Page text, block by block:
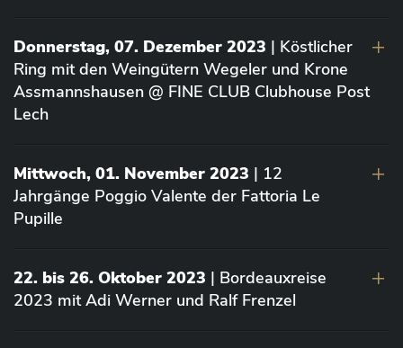
Donnerstag, 07. Dezember 2023 | Köstlicher
Ring mit den Weingütern Wegeler und Krone
Assmannshausen @ FINE CLUB Clubhouse Post
Lech
Mittwoch, 01. November 2023 | 12
Jahrgänge Poggio Valente der Fattoria Le
Pupille
22. bis 26. Oktober 2023 | Bordeauxreise
2023 mit Adi Werner und Ralf Frenzel